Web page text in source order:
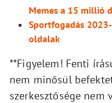
Memes a 15 millió
Sportfogadás
oldalak
**Figyelem! Fenti
nem minősül
szerkesztősége